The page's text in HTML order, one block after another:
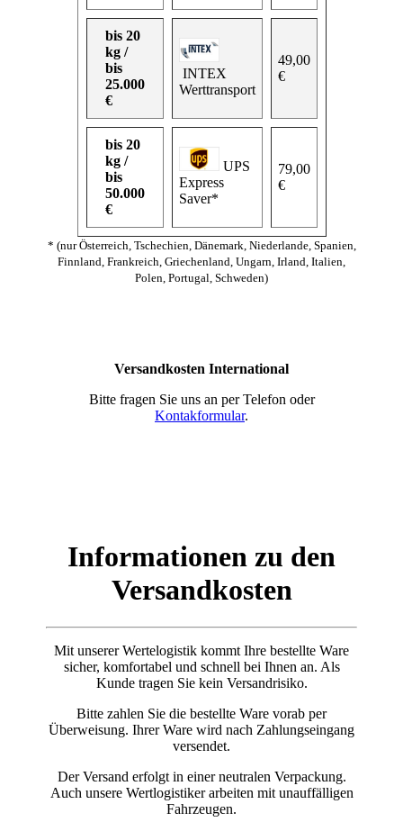
bis 20
kg /
bis
25.000
€
INTEX
Werttransport
49,00
€
bis 20
kg /
bis
50.000
€
UPS
Express
Saver*
79,00
€
* (nur Österreich, Tschechien, Dänemark, Niederlande, Spanien,
Finnland, Frankreich, Griechenland, Ungarn, Irland, Italien,
Polen, Portugal, Schweden)
Versandkosten International
Bitte fragen Sie uns an per Telefon oder
Kontakformular.
Informationen zu den
Versandkosten
Mit unserer Wertelogistik kommt Ihre bestellte Ware
sicher, komfortabel und schnell bei Ihnen an. Als
Kunde tragen Sie kein Versandrisiko.
Bitte zahlen Sie die bestellte Ware vorab per
Überweisung. Ihrer Ware wird nach Zahlungseingang
versendet.
Der Versand erfolgt in einer neutralen Verpackung.
Auch unsere Wertlogistiker arbeiten mit unauffälligen
Fahrzeugen.